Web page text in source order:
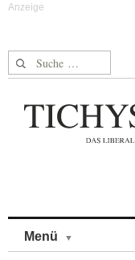
Suche nach:
Menü